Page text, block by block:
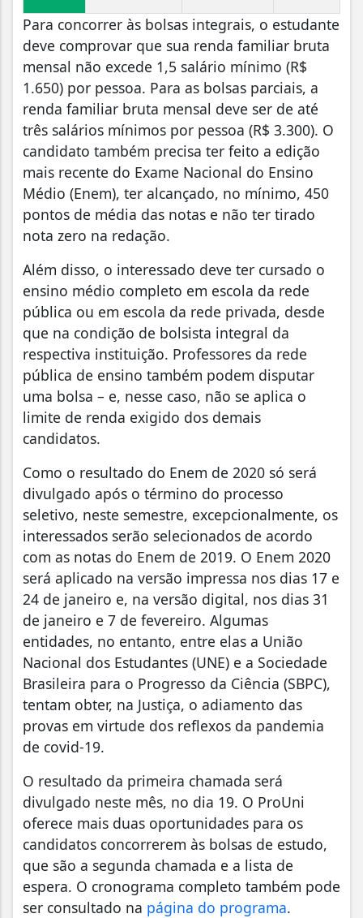
Para concorrer às bolsas integrais, o estudante
deve comprovar que sua renda familiar bruta
mensal não excede 1,5 salário mínimo (R$
1.650) por pessoa. Para as bolsas parciais, a
renda familiar bruta mensal deve ser de até
três salários mínimos por pessoa (R$ 3.300). O
candidato também precisa ter feito a edição
mais recente do Exame Nacional do Ensino
Médio (Enem), ter alcançado, no mínimo, 450
pontos de média das notas e não ter tirado
nota zero na redação.
Além disso, o interessado deve ter cursado o
ensino médio completo em escola da rede
pública ou em escola da rede privada, desde
que na condição de bolsista integral da
respectiva instituição. Professores da rede
pública de ensino também podem disputar
uma bolsa – e, nesse caso, não se aplica o
limite de renda exigido dos demais
candidatos.
Como o resultado do Enem de 2020 só será
divulgado após o término do processo
seletivo, neste semestre, excepcionalmente, os
interessados serão selecionados de acordo
com as notas do Enem de 2019. O Enem 2020
será aplicado na versão impressa nos dias 17 e
24 de janeiro e, na versão digital, nos dias 31
de janeiro e 7 de fevereiro. Algumas
entidades, no entanto, entre elas a União
Nacional dos Estudantes (UNE) e a Sociedade
Brasileira para o Progresso da Ciência (SBPC),
tentam obter, na Justiça, o adiamento das
provas em virtude dos reflexos da pandemia
de covid-19.
O resultado da primeira chamada será
divulgado neste mês, no dia 19. O ProUni
oferece mais duas oportunidades para os
candidatos concorrerem às bolsas de estudo,
que são a segunda chamada e a lista de
espera. O cronograma completo também pode
ser consultado na página do programa.